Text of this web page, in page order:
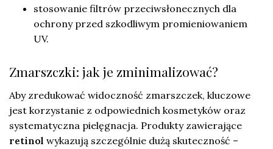
stosowanie filtrów przeciwsłonecznych dla
ochrony przed szkodliwym promieniowaniem
UV.
Zmarszczki: jak je zminimalizować?
Aby zredukować widoczność zmarszczek, kluczowe
jest korzystanie z odpowiednich kosmetyków oraz
systematyczna pielęgnacja. Produkty zawierające
retinol wykazują szczególnie dużą skuteczność –